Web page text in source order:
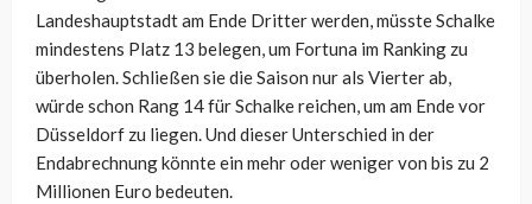
Landeshauptstadt am Ende Dritter werden, müsste Schalke
mindestens Platz 13 belegen, um Fortuna im Ranking zu
überholen. Schließen sie die Saison nur als Vierter ab,
würde schon Rang 14 für Schalke reichen, um am Ende vor
Düsseldorf zu liegen. Und dieser Unterschied in der
Endabrechnung könnte ein mehr oder weniger von bis zu 2
Millionen Euro bedeuten.